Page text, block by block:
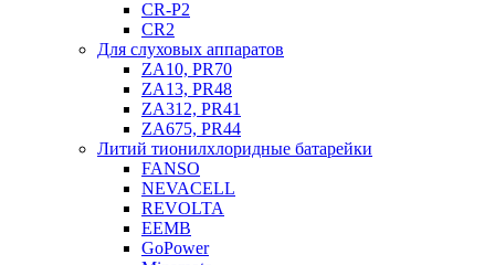
CR-P2
CR2
Для слуховых аппаратов
ZA10, PR70
ZA13, PR48
ZA312, PR41
ZA675, PR44
Литий тионилхлоридные батарейки
FANSO
NEVACELL
REVOLTA
EEMB
GoPower